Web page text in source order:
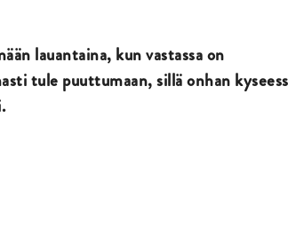
lauantaina, kun vastassa on
tule puuttumaan, sillä onhan